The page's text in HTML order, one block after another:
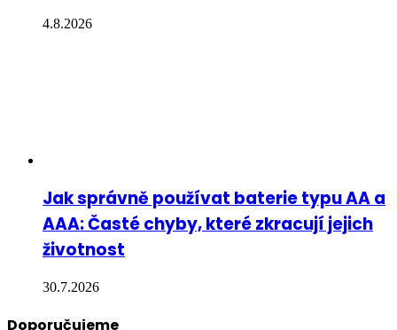
4.8.2026
Jak správně používat baterie typu AA a
AAA: Časté chyby, které zkracují jejich
životnost
30.7.2026
Doporučujeme